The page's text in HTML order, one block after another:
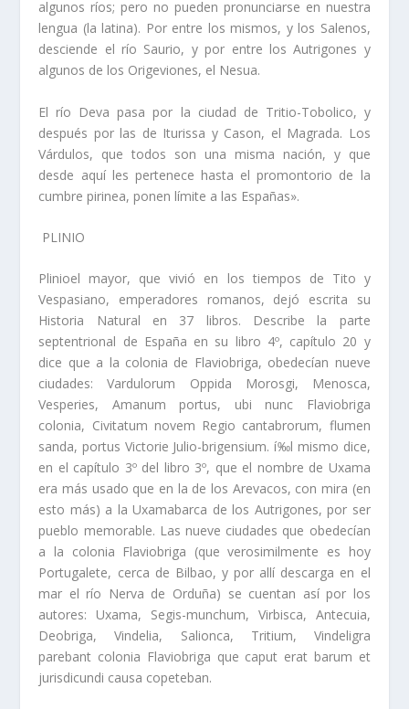
algunos rí­os; pero no pueden pronun­ciarse en nuestra
lengua (la latina). Por entre los mismos, y los Salenos,
desciende el rí­o Saurio, y por entre los Autrigones y
algunos de los Origeviones, el Nesua.
El rí­o Deva pasa por la ciudad de Tritio-Tobolico, y
después por las de Iturissa y Cason, el Magrada. Los
Várdulos, que todos son una misma nación, y que
desde aquí­ les pertenece hasta el promontorio de la
cumbre pirinea, ponen lí­mite a las Españas».
PLINIO
Plinioel mayor, que vivió en los tiempos de Tito y
Vespasiano, emperadores romanos, dejó escrita su
Historia Natural en 37 libros. Describe la parte
septentrional de España en su libro 4º, capí­tulo 20 y
dice que a la colonia de Flaviobriga, obedecí­an nueve
ciudades: Vardulorum Oppida Morosgi, Menosca,
Vesperies, Amanum portus, ubi nunc Flaviobriga
colonia, Civitatum novem Regio cantabrorum, flumen
sanda, portus Victorie Julio-brigensium. í‰l mismo dice,
en el capí­tulo 3º del libro 3º, que el nombre de Uxama
era más usado que en la de los Arevacos, con mira (en
esto más) a la Uxamabarca de los Autrigones, por ser
pueblo memorable. Las nueve ciudades que obedecí­an
a la colonia Flaviobriga (que verosimilmente es hoy
Portugalete, cerca de Bilbao, y por allí­ descarga en el
mar el rí­o Nerva de Orduña) se cuentan así­ por los
autores: Uxama, Segis-munchum, Virbisca, Antecuia,
Deobriga, Vindelia, Salionca, Tritium, Vindeligra
parebant colonia Flaviobriga que caput erat barum et
jurisdicundi causa copeteban.